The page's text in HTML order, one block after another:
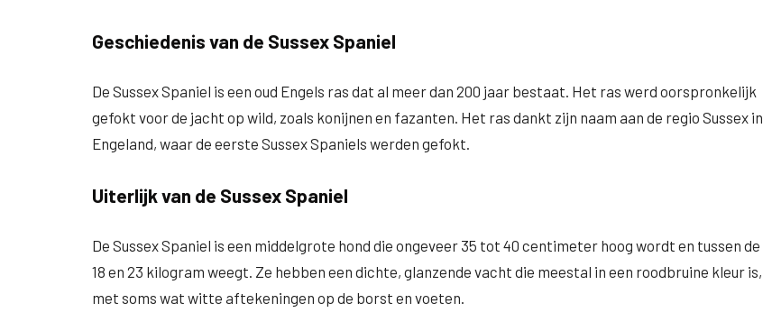
Geschiedenis van de Sussex Spaniel
De Sussex Spaniel is een oud Engels ras dat al meer dan 200 jaar bestaat. Het ras werd oorspronkelijk
gefokt voor de jacht op wild, zoals konijnen en fazanten. Het ras dankt zijn naam aan de regio Sussex in
Engeland, waar de eerste Sussex Spaniels werden gefokt.
Uiterlijk van de Sussex Spaniel
De Sussex Spaniel is een middelgrote hond die ongeveer 35 tot 40 centimeter hoog wordt en tussen de
18 en 23 kilogram weegt. Ze hebben een dichte, glanzende vacht die meestal in een roodbruine kleur is,
met soms wat witte aftekeningen op de borst en voeten.